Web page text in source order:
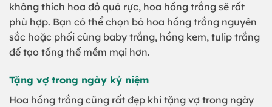
không thích hoa đỏ quá rực, hoa hồng trắng sẽ rất
phù hợp. Bạn có thể chọn bó hoa hồng trắng nguyên
sắc hoặc phối cùng baby trắng, hồng kem, tulip trắng
để tạo tổng thể mềm mại hơn.
Tặng vợ trong ngày kỷ niệm
Hoa hồng trắng cũng rất đẹp khi tặng vợ trong ngày